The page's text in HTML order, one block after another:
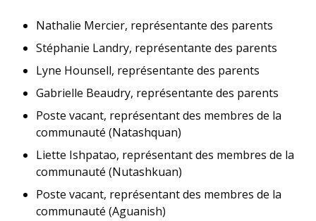
Nathalie Mercier, représentante des parents
Stéphanie Landry, représentante des parents
Lyne Hounsell, représentante des parents
Gabrielle Beaudry, représentante des parents
Poste vacant, représentant des membres de la
communauté (Natashquan)
Liette Ishpatao, représentant des membres de la
communauté (Nutashkuan)
Poste vacant, représentant des membres de la
communauté (Aguanish)